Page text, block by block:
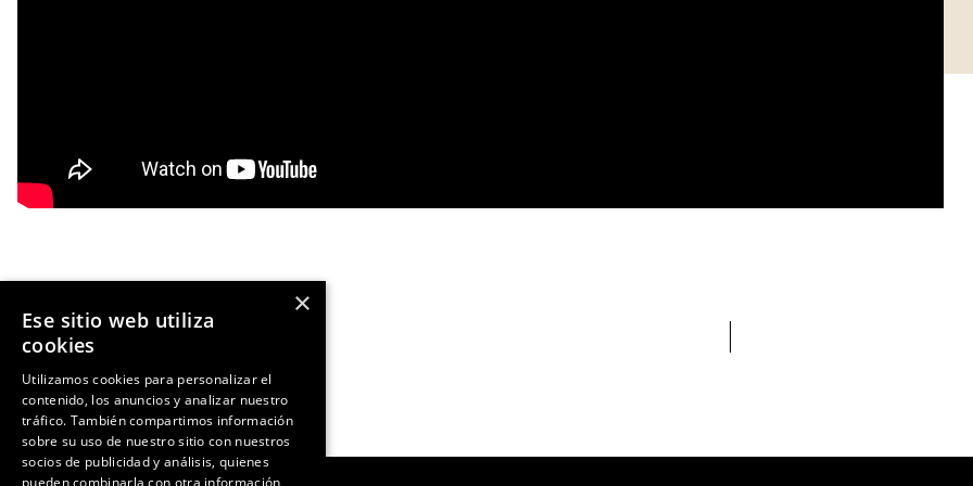
AntNOTICIA ANTERIOR
×
Ese sitio web utiliza
cookies
Utilizamos cookies para personalizar el
contenido, los anuncios y analizar nuestro
tráfico. También compartimos información
sobre su uso de nuestro sitio con nuestros
socios de publicidad y análisis, quienes
pueden combinarla con otra información